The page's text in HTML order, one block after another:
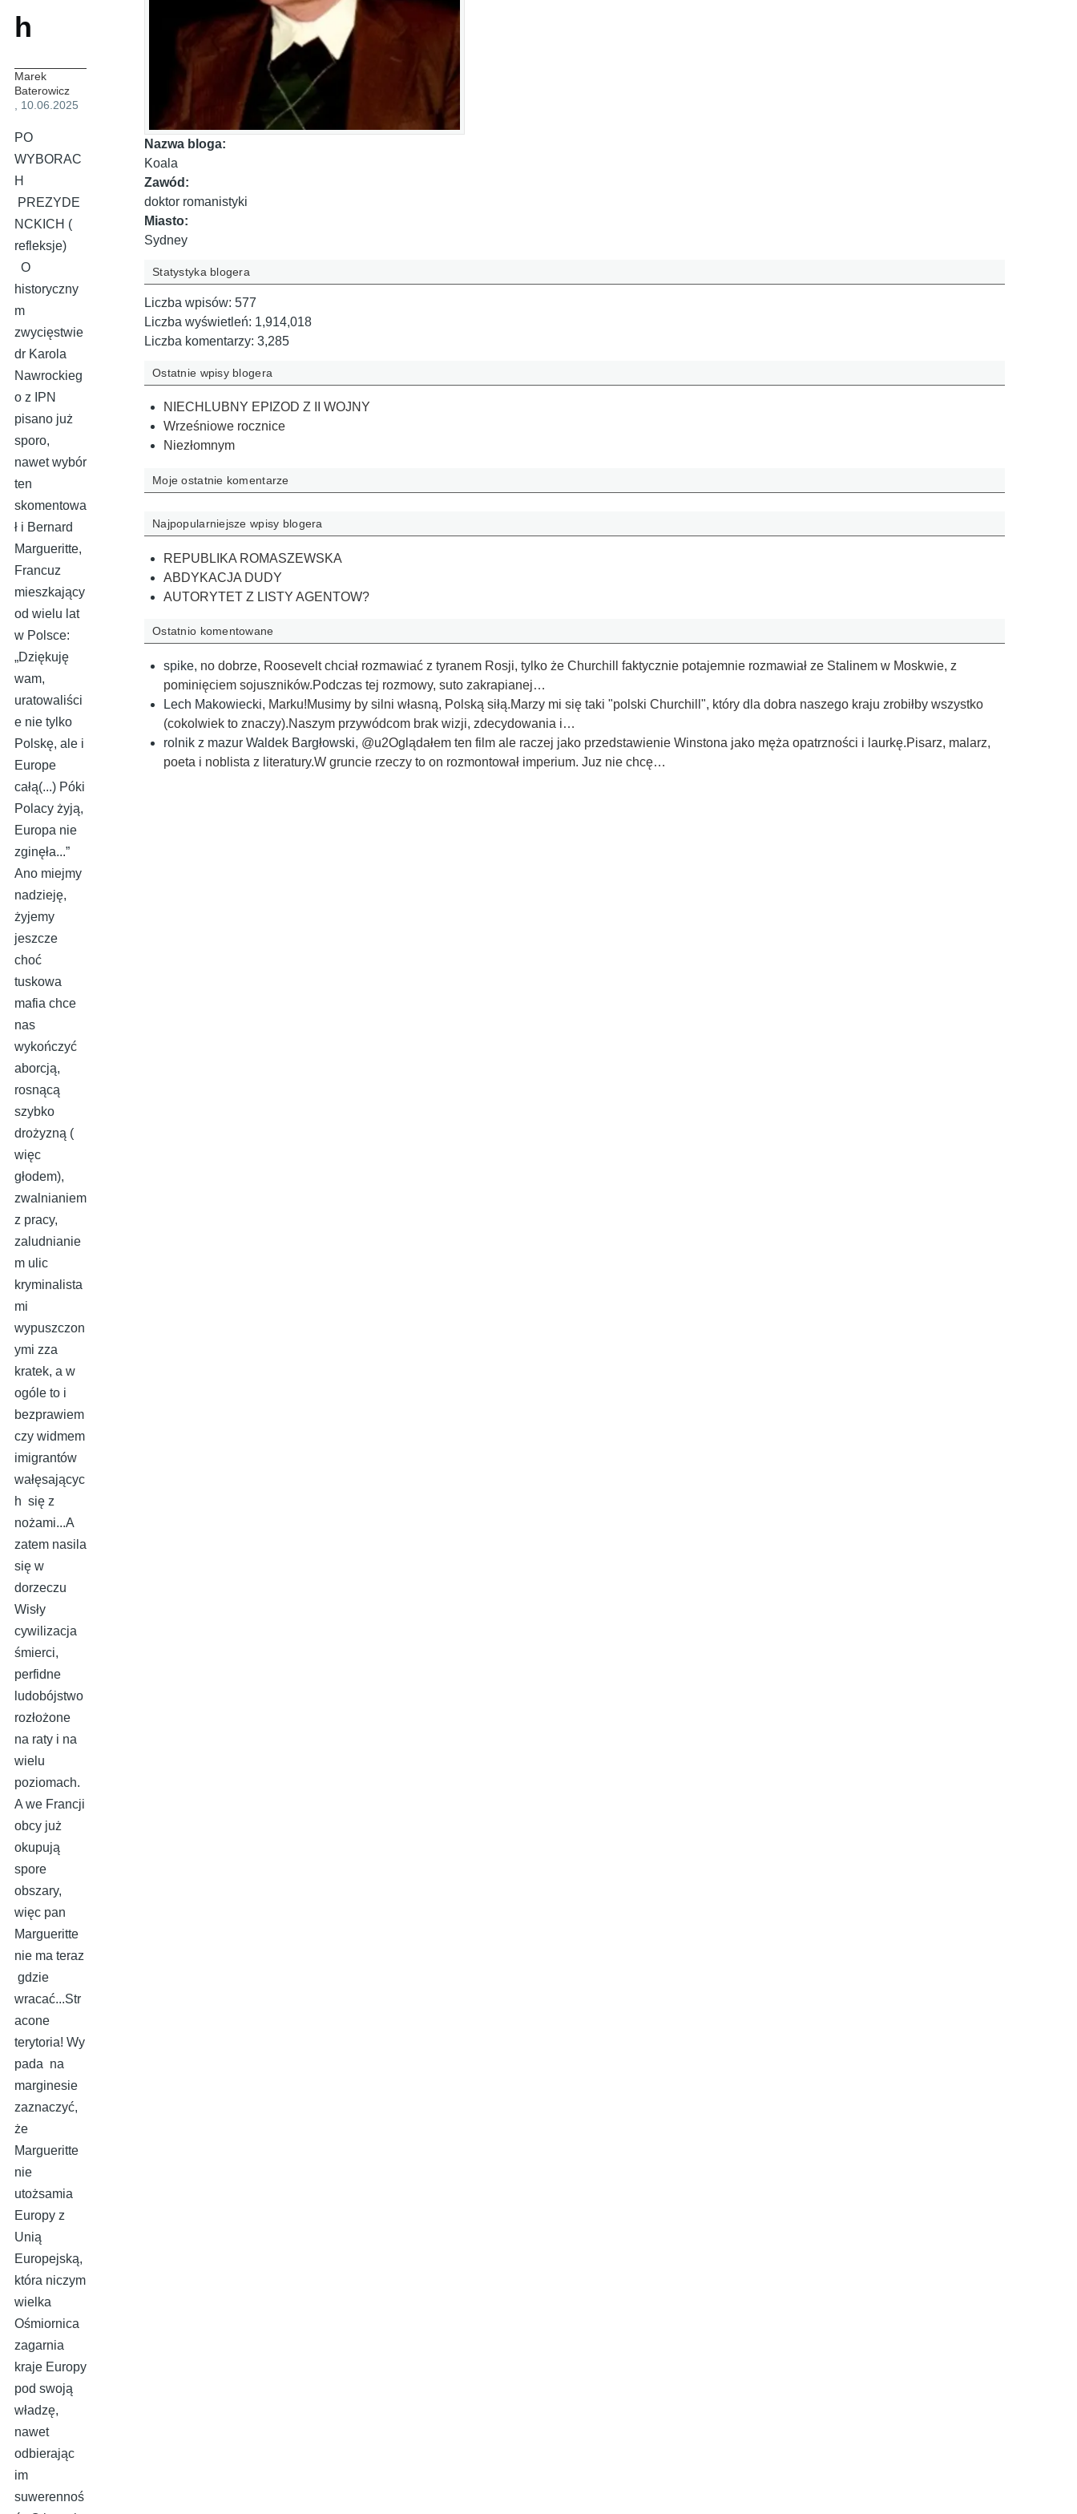
h
Marek
Baterowicz
, 10.06.2025
PO
WYBORAC
H
PREZYDE
NCKICH (
refleksje)
O
historyczny
m
zwycięstwie
dr Karola
Nawrockieg
o z IPN
pisano już
sporo,
nawet wybór
ten
skomentowa
ł i Bernard
Margueritte,
Francuz
mieszkający
od wielu lat
w Polsce:
„Dziękuję
wam,
uratowaliści
e nie tylko
Polskę, ale i
Europe
całą(...) Póki
Polacy żyją,
Europa nie
zginęła...”
Ano miejmy
nadzieję,
żyjemy
jeszcze
choć
tuskowa
mafia chce
nas
wykończyć
aborcją,
rosnącą
szybko
drożyzną (
więc
głodem),
zwalnianiem
z pracy,
zaludnianie
m ulic
kryminalista
mi
wypuszczon
ymi zza
kratek, a w
ogóle to i
bezprawiem
czy widmem
imigrantów
wałęsającyc
h się z
nożami...A
zatem nasila
się w
dorzeczu
Wisły
cywilizacja
śmierci,
perfidne
ludobójstwo
rozłożone
na raty i na
wielu
poziomach.
A we Francji
obcy już
okupują
spore
obszary,
więc pan
Margueritte
nie ma teraz
gdzie
wracać...Str
acone
terytoria! Wy
pada na
marginesie
zaznaczyć,
że
Margueritte
nie
utożsamia
Europy z
Unią
Europejską,
która niczym
wielka
Ośmiornica
zagarnia
kraje Europy
pod swoją
władzę,
nawet
odbierając
im
suwerennoś
Nazwa bloga:
Koala
Zawód:
doktor romanistyki
Miasto:
Sydney
Statystyka blogera
Liczba wpisów: 577
Liczba wyświetleń: 1,914,018
Liczba komentarzy: 3,285
Ostatnie wpisy blogera
NIECHLUBNY EPIZOD Z II WOJNY
Wrześniowe rocznice
Niezłomnym
Moje ostatnie komentarze
Najpopularniejsze wpisy blogera
REPUBLIKA ROMASZEWSKA
ABDYKACJA DUDY
AUTORYTET Z LISTY AGENTOW?
Ostatnio komentowane
spike, no dobrze, Roosevelt chciał rozmawiać z tyranem Rosji, tylko że Churchill faktycznie potajemnie rozmawiał ze Stalinem w Moskwie, z
pominięciem sojuszników.Podczas tej rozmowy, suto zakrapianej…
Lech Makowiecki, Marku!Musimy by silni własną, Polską siłą.Marzy mi się taki "polski Churchill", który dla dobra naszego kraju zrobiłby wszystko
(cokolwiek to znaczy).Naszym przywódcom brak wizji, zdecydowania i…
rolnik z mazur Waldek Bargłowski, @u2Oglądałem ten film ale raczej jako przedstawienie Winstona jako męża opatrzności i laurkę.Pisarz, malarz,
poeta i noblista z literatury.W gruncie rzeczy to on rozmontował imperium. Juz nie chcę…